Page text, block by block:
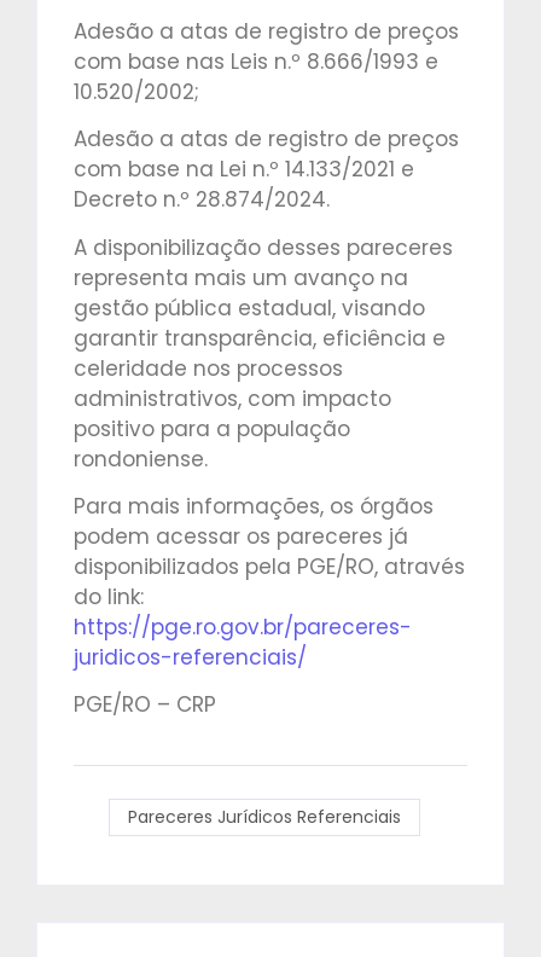
Adesão a atas de registro de preços
com base nas Leis n.º 8.666/1993 e
10.520/2002;
Adesão a atas de registro de preços
com base na Lei n.º 14.133/2021 e
Decreto n.º 28.874/2024.
A disponibilização desses pareceres
representa mais um avanço na
gestão pública estadual, visando
garantir transparência, eficiência e
celeridade nos processos
administrativos, com impacto
positivo para a população
rondoniense.
Para mais informações, os órgãos
podem acessar os pareceres já
disponibilizados pela PGE/RO, através
do link:
https://pge.ro.gov.br/pareceres-
juridicos-referenciais/
PGE/RO – CRP
Pareceres Jurídicos Referenciais